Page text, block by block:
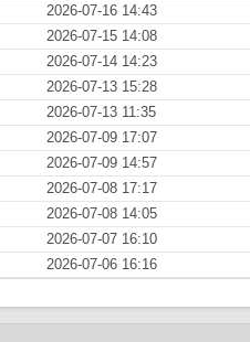
2026-07-16 14:43
2026-07-15 14:08
2026-07-14 14:23
2026-07-13 15:28
2026-07-13 11:35
2026-07-09 17:07
2026-07-09 14:57
2026-07-08 17:17
2026-07-08 14:05
2026-07-07 16:10
2026-07-06 16:16